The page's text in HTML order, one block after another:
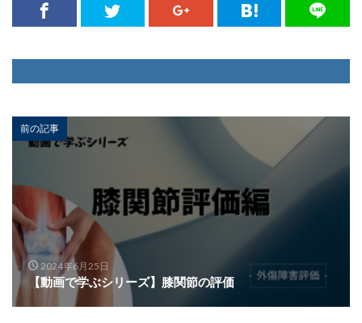
前の記事
2024年6月25日
【動画で学ぶシリーズ】膝関節の評価